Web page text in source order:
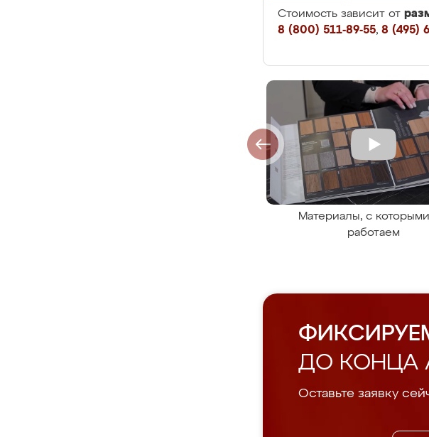
Стоимость зависит от
8 (800) 511-89-55, 8 (495)
Материалы, с
работаем
ДО КОНЦА
Оставьте заявку